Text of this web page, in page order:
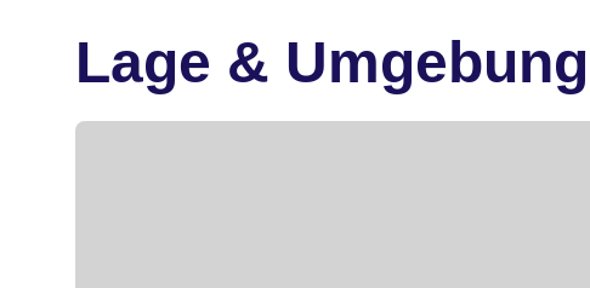
Lage & Umgebung